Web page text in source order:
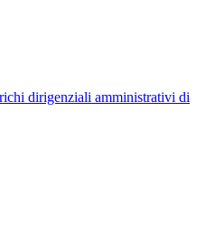
dirigenziali amministrativi di